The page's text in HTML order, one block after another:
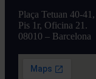
Plaça Tetuan 40-41,
Pis 1r, Oficina 21.
08010 – Barcelona